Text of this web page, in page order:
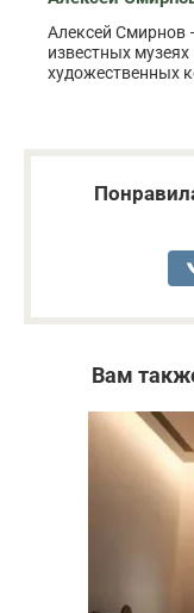
Алексей Смирнов
известных
художественных
Вам